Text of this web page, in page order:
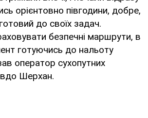
орієнтовно півгодини, добре,
до своїх задач.
безпечні маршрути, в
готуючись до нальоту
оператор сухопутних
Шерхан.